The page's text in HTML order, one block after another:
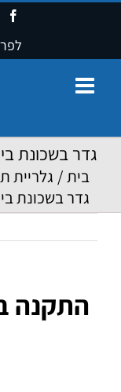
גדר בשכונת
בית/ גלריית
גדר בשכונת
התקנה